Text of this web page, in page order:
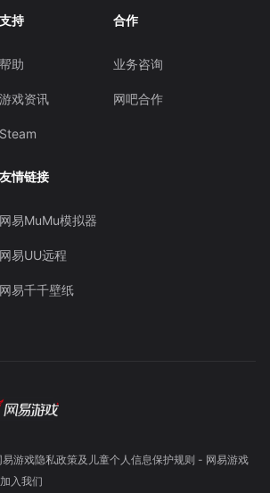
支持
帮助
游戏资讯
Steam
合作
业务咨询
网吧合作
友情链接
网易MuMu模拟器
网易UU远程
网易千千壁纸
易游戏隐私政策及儿童个人信息保护规则 - 网易游戏
加入我们